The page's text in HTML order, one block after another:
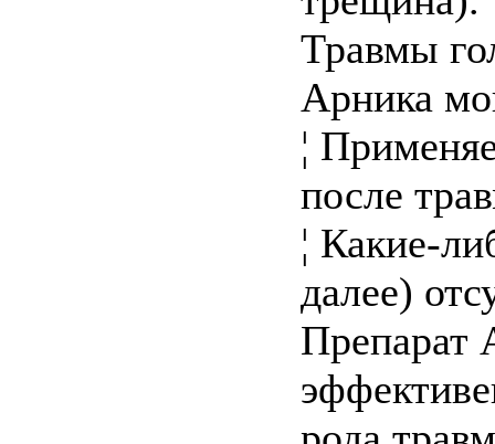
Травмы
Арника
¦
после
¦ Какие-
далее)
Препарат